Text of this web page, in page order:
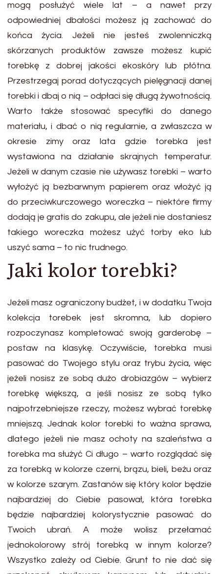
mogą posłużyć wiele lat – a nawet przy
odpowiedniej dbałości możesz ją zachować do
końca życia. Jeżeli nie jesteś zwolenniczką
skórzanych produktów zawsze możesz kupić
torebkę z dobrej jakości ekoskóry lub płótna.
Przestrzegaj porad dotyczących pielęgnacji danej
torebki i dbaj o nią – odpłaci się długą żywotnością.
Warto także stosować specyfiki do danego
materiału, i dbać o nią regularnie, a zwłaszcza w
okresie zimy oraz lata gdzie torebka jest
wystawiona na działanie skrajnych temperatur.
Jeżeli w danym czasie nie używasz torebki – warto
wyłożyć ją bezbarwnym papierem oraz włożyć ją
do przeciwkurczowego woreczka – niektóre firmy
dodają je gratis do zakupu, ale jeżeli nie dostaniesz
takiego woreczka możesz użyć torby eko lub
uszyć sama – to nic trudnego.
Jaki kolor torebki?
Jeżeli masz ograniczony budżet, i w dodatku Twoja
kolekcja torebek jest skromna, lub dopiero
rozpoczynasz kompletować swoją garderobę –
postaw na klasykę. Oczywiście, torebka musi
pasować do Twojego stylu oraz trybu życia, więc
jeżeli nosisz ze sobą dużo drobiazgów – wybierz
torebkę większą, a jeśli nosisz ze sobą tylko
najpotrzebniejsze rzeczy, możesz wybrać torebkę
mniejszą. Jednak kolor torebki to ważna sprawa,
dlatego jeżeli nie masz ochoty na szaleństwa a
torebka ma służyć Ci długo – warto rozglądać się
za torebką w kolorze czerni, brązu, bieli, beżu oraz
w kolorze szarym. Zastanów się który kolor będzie
najbardziej do Ciebie pasował, która torebka
będzie najbardziej kolorystycznie pasować do
Twoich ubrań. A może wolisz przełamać
jednokolorowy strój torebką w innym kolorze?
Wszystko zależy od Ciebie. Grunt to nie dać się